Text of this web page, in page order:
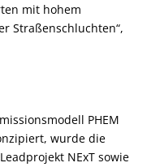
mit hohem
Straßenschluchten“,
PHEM
wurde die
NExT sowie